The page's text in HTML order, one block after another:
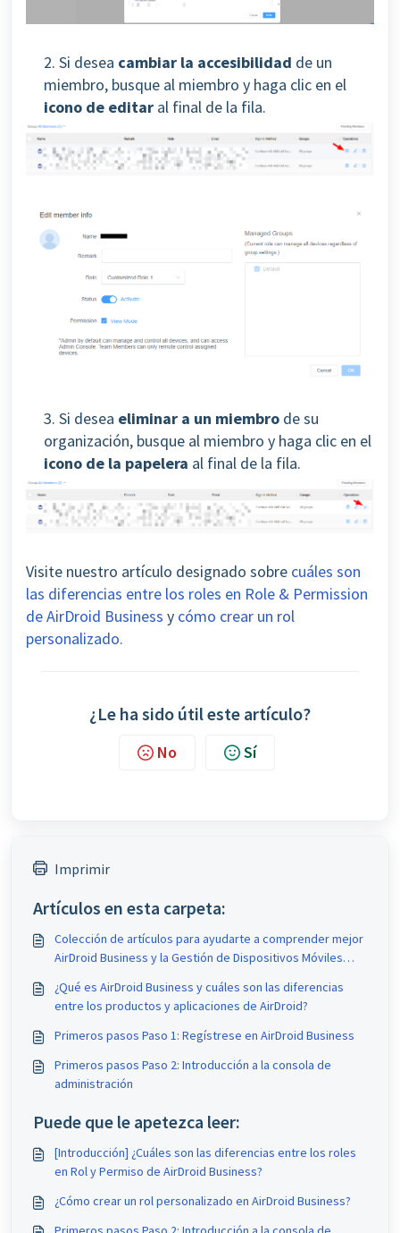
2. Si desea cambiar la accesibilidad de un
miembro, busque al miembro y haga clic en el
icono de editar al final de la fila.
3. Si desea eliminar a un miembro de su
organización, busque al miembro y haga clic en el
icono de la papelera al final de la fila.
Visite nuestro artículo designado sobre cuáles son
las diferencias entre los roles en Role & Permission
de AirDroid Business y cómo crear un rol
personalizado.
¿Le ha sido útil este artículo?
No Sí
Imprimir
Artículos en esta carpeta:
Colección de artículos para ayudarte a comprender mejor
AirDroid Business y la Gestión de Dispositivos Móviles
¿Qué es AirDroid Business y cuáles son las diferencias
entre los productos y aplicaciones de AirDroid?
Primeros pasos Paso 1: Regístrese en AirDroid Business
Primeros pasos Paso 2: Introducción a la consola de
administración
Puede que le apetezca leer:
[Introducción] ¿Cuáles son las diferencias entre los roles
en Rol y Permiso de AirDroid Business?
¿Cómo crear un rol personalizado en AirDroid Business?